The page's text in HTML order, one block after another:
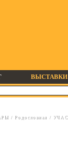
ВЫСТАВКИ
/ Родословная /